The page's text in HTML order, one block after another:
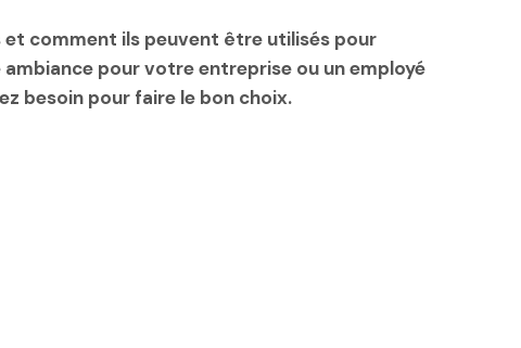
comment ils peuvent être utilisés pour
pour votre entreprise ou un employé
besoin pour faire le bon choix.